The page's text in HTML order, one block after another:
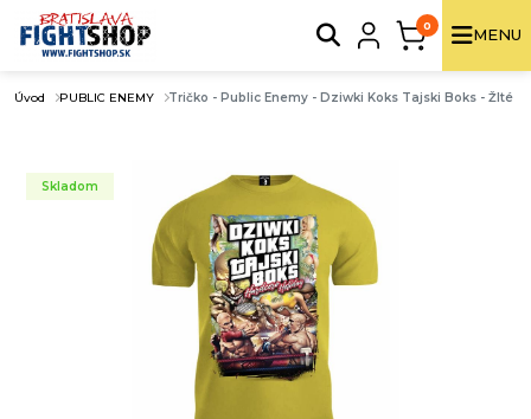
0
MENU
Úvod PUBLIC ENEMY Tričko - Public Enemy - Dziwki Koks Tajski Boks - Žlté
Skladom